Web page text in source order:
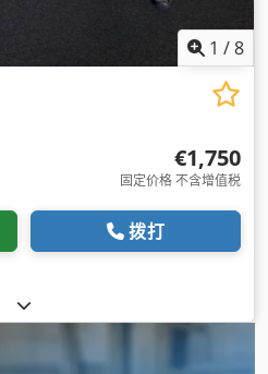
1 /8
€1,750
固定价格 不含增值税
拨打